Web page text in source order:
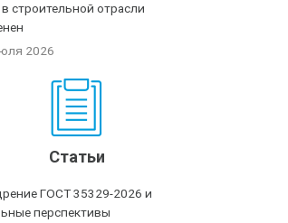
строительной отрасли
2026
Статьи
ГОСТ 35329-2026 и
перспективы